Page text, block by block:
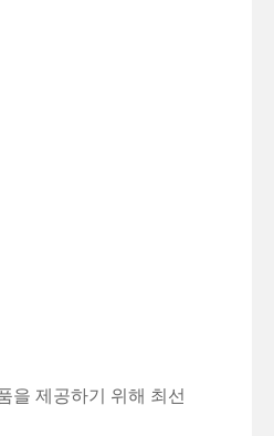
을 제공하기 위해 최선